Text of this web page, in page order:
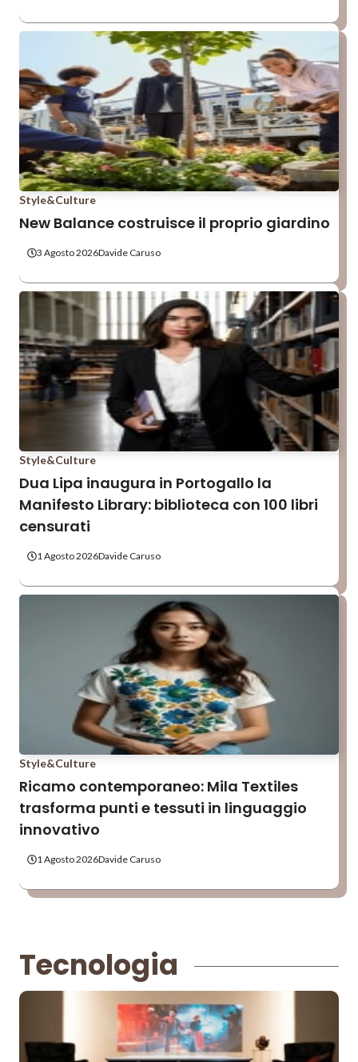
Style&Culture
New Balance costruisce il proprio giardino
3 Agosto 2026Davide Caruso
Style&Culture
Dua Lipa inaugura in Portogallo la
Manifesto Library: biblioteca con 100 libri
censurati
1 Agosto 2026Davide Caruso
Style&Culture
Ricamo contemporaneo: Mila Textiles
trasforma punti e tessuti in linguaggio
innovativo
1 Agosto 2026Davide Caruso
Tecnologia